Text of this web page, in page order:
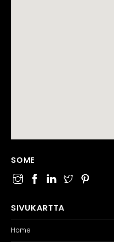
SOME
SIVUKARTTA
Home